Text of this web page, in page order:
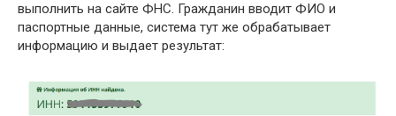
выполнить на сайте ФНС. Гражданин вводит ФИО и
паспортные данные, система тут же обрабатывает
информацию и выдает результат: